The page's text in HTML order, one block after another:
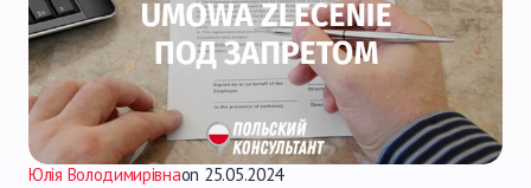
Юлія Володимирівнаon 25.05.2024